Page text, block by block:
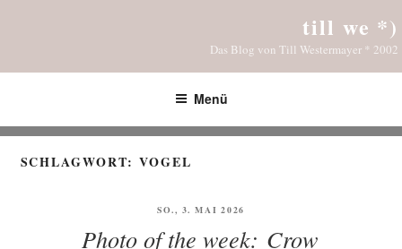
till we *)
Das Blog von Till Westermayer * 2002
Menü
SCHLAGWORT:VOGEL
VERÖFFENTLICHT
SO., 3. MAI 2026
Photo of the week: Crow